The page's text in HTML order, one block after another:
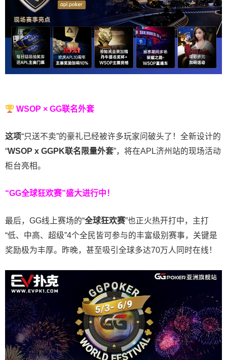
WSOP × GG联名外套
这项“只送不卖”的豪礼已经被许多玩家问破头了！全新设计的
“WSOP x GGPK联名限量外套”，将在APL济州站的现场活动
柜台亮相。
“GG全球狂欢赛”盛大进行中！
最后，GG线上赛场的“全球狂欢赛”也正火热开打中，主打
“低、中高、超级”4个全民皆可参与的丰富级别赛事，关键是
奖励极为丰厚。
昨晚，甚至吸引全球多达70万人同时在线！